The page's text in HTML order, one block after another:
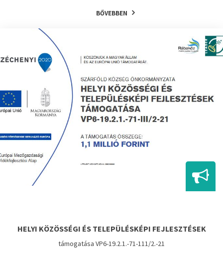
BŐVEBBEN
HELYI KÖZÖSSÉGI ÉS TELEPÜLÉSKÉPI FEJLESZTÉSEK
támogatása VP6-19.2.1.-71-111/2.-21